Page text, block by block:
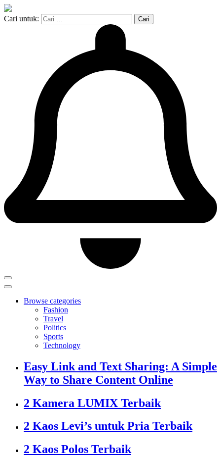
Cari untuk:
Browse categories
Fashion
Travel
Politics
Sports
Technology
Easy Link and Text Sharing: A Simple
Way to Share Content Online
2 Kamera LUMIX Terbaik
2 Kaos Levi’s untuk Pria Terbaik
2 Kaos Polos Terbaik